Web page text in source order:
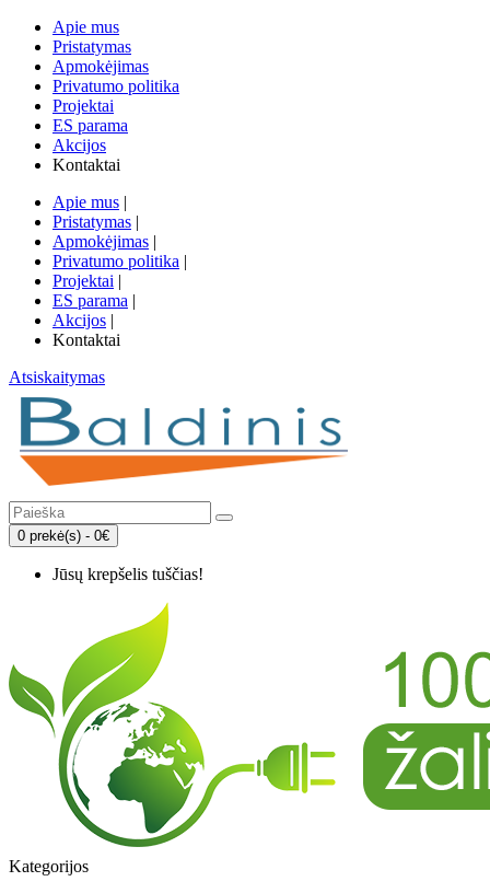
Apie mus
Pristatymas
Apmokėjimas
Privatumo politika
Projektai
ES parama
Akcijos
Kontaktai
Apie mus |
Pristatymas |
Apmokėjimas |
Privatumo politika |
Projektai |
ES parama |
Akcijos |
Kontaktai
Atsiskaitymas
0 prekė(s) - 0€
Jūsų krepšelis tuščias!
Kategorijos